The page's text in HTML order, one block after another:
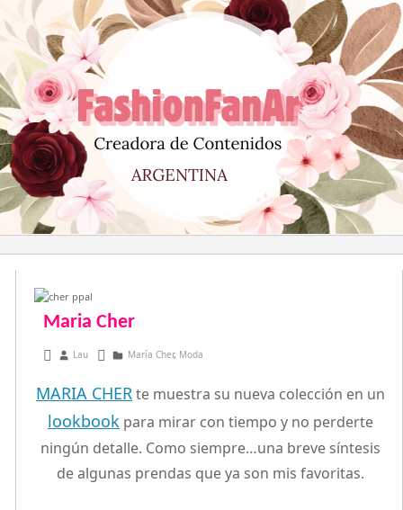
al
contenido
Maria Cher
agosto 1, 2013
Lau María Cher, Moda
MARIA CHERte muestra su nueva colección en un
lookbook para mirar con tiempo y no perderte
ningún detalle. Como siempre…una breve síntesis
de algunas prendas que ya son mis favoritas.